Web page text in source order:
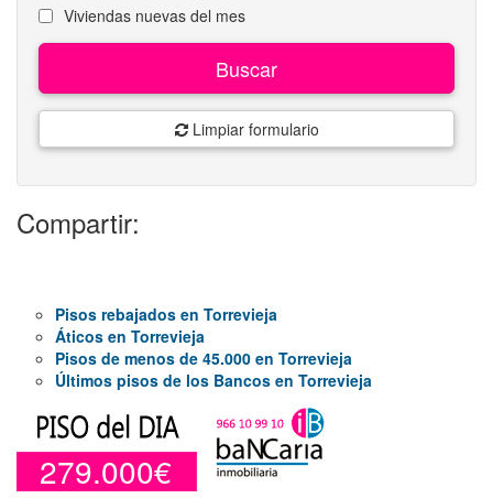
Viviendas nuevas del mes
Buscar
Limpiar formulario
Compartir:
Pisos rebajados en Torrevieja
Áticos en Torrevieja
Pisos de menos de 45.000 en Torrevieja
Últimos pisos de los Bancos en Torrevieja
279.000€